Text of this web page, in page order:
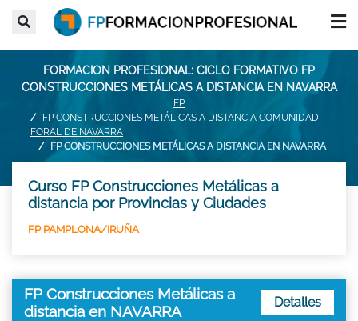
FORMACION PROFESIONAL: CICLO FORMATIVO FP
CONSTRUCCIONES METÁLICAS A DISTANCIA EN NAVARRA
FP
FP CONSTRUCCIONES METÁLICAS A DISTANCIA COMUNIDAD
FORAL DE NAVARRA
FP CONSTRUCCIONES METÁLICAS A DISTANCIA EN NAVARRA
Curso FP Construcciones Metálicas a
distancia por Provincias y Ciudades
FP PAMPLONA/IRUÑA
FP Construcciones Metálicas a
distancia en NAVARRA
Detalles